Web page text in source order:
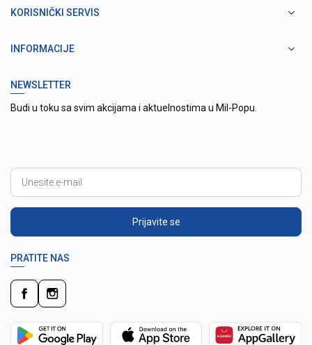
KORISNIČKI SERVIS
INFORMACIJE
NEWSLETTER
Budi u toku sa svim akcijama i aktuelnostima u Mil-Popu.
Prijavite se
PRATITE NAS